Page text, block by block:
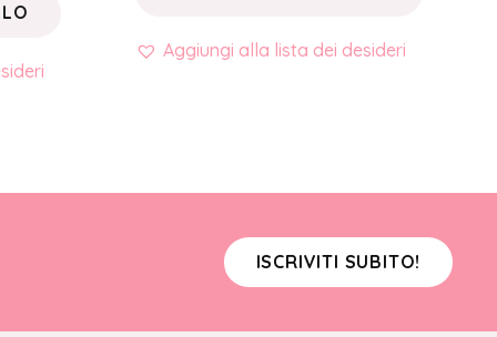
Aggiungi alla lista dei desideri
ISCRIVITI SUBITO!